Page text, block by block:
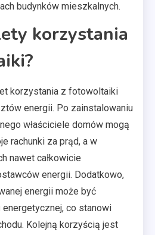
budynków mieszkalnych.
korzystania
korzystania z fotowoltaiki
energii. Po zainstalowaniu
właściciele domów mogą
rachunki za prąd, a w
nawet całkowicie
energii. Dodatkowo,
energii może być
co stanowi
Kolejną korzyścią jest